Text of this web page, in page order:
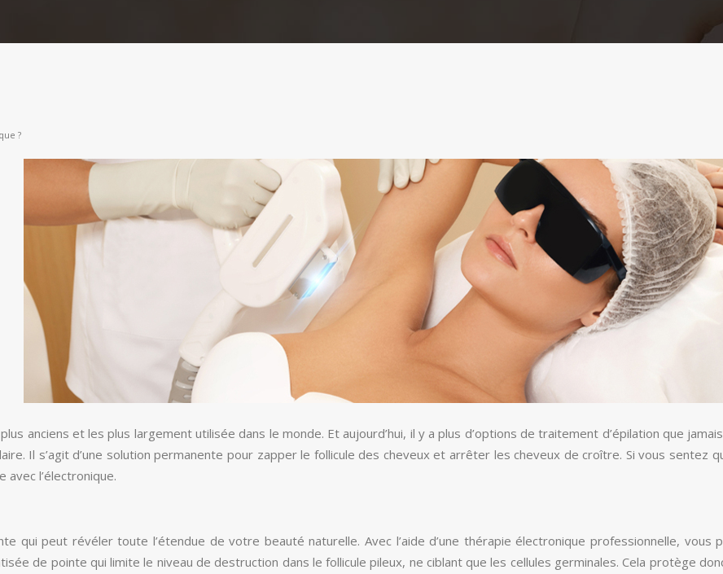
?
anciens et les plus largement utilisée dans le monde. Et aujourd’hui, il y a plus d’options de traitement d’épilation que
Il s’agit d’une solution permanente pour zapper le follicule des cheveux et arrêter les cheveux de croître. Si vous
l’électronique.
qui peut révéler toute l’étendue de votre beauté naturelle. Avec l’aide d’une thérapie électronique professionnelle,
de pointe qui limite le niveau de destruction dans le follicule pileux, ne ciblant que les cellules germinales. Cela protège